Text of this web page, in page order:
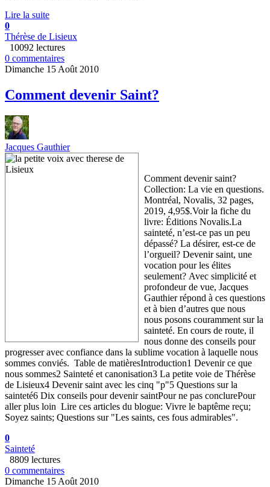
Lire la suite
0
Thérèse de Lisieux
10092 lectures
0 commentaires
Dimanche 15 Août 2010
Comment devenir Saint?
Jacques Gauthier
Comment devenir saint?
Collection: La vie en questions.
Montréal, Novalis, 32 pages,
2019, 4,95$.Voir la fiche du
livre: Éditions Novalis.La
sainteté, n’est-ce pas un peu
dépassé? La désirer, est-ce de
l’orgueil? Devenir saint, une
vocation pour les élites
seulement? Avec simplicité et
profondeur de vue, Jacques
Gauthier répond à ces questions
et à bien d’autres que nous
nous posons couramment sur la
sainteté. En cours de route, il
nous donne des conseils pour
progresser avec confiance dans la sublime vocation à laquelle nous
sommes conviés. Table de matièresIntroduction1 Devenir ce que
nous sommes2 Sainteté et canonisation3 La petite voie de Thérèse
de Lisieux4 Devenir saint avec les cinq "p"5 Questions sur la
sainteté6 Dix conseils pour devenir saintPour ne pas conclurePour
aller plus loin Lire ces articles du blogue: Vivre le baptême reçu;
Soyez saints; Questions sur "Les saints, ces fous admirables".
0
Sainteté
8809 lectures
0 commentaires
Dimanche 15 Août 2010